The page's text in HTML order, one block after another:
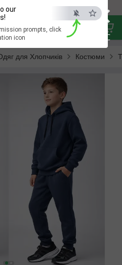
×
ESC
our
prompts, click
icon
Одягу
для Хлопчиків Костюми